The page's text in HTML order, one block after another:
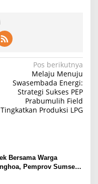
Pos berikutnya
Melaju Menuju
Swasembada Energi:
Strategi Sukses PEP
Prabumulih Field
Tingkatkan Produksi LPG
Bersama Warga
Pemprov Sumsel